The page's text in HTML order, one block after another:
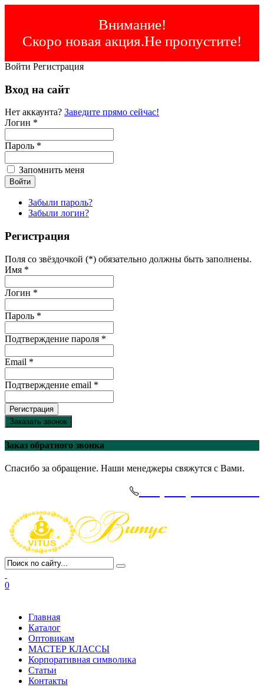
Внимание!
Скоро новая акция.Не пропустите!
Войти Регистрация
Вход на сайт
Нет аккаунта? Заведите прямо сейчас!
Логин *
Пароль *
Запомнить меня
Забыли пароль?
Забыли логин?
Регистрация
Поля со звёздочкой (*) обязательно должны быть заполнены.
Имя *
Логин *
Пароль *
Подтверждение пароля *
Email *
Подтверждение email *
Регистрация
Заказать звонок
Заказ обратного звонка
Спасибо за обращение. Наши менеджеры свяжутся с Вами.
0
Главная
Каталог
Оптовикам
МАСТЕР КЛАССЫ
Корпоративная символика
Статьи
Контакты